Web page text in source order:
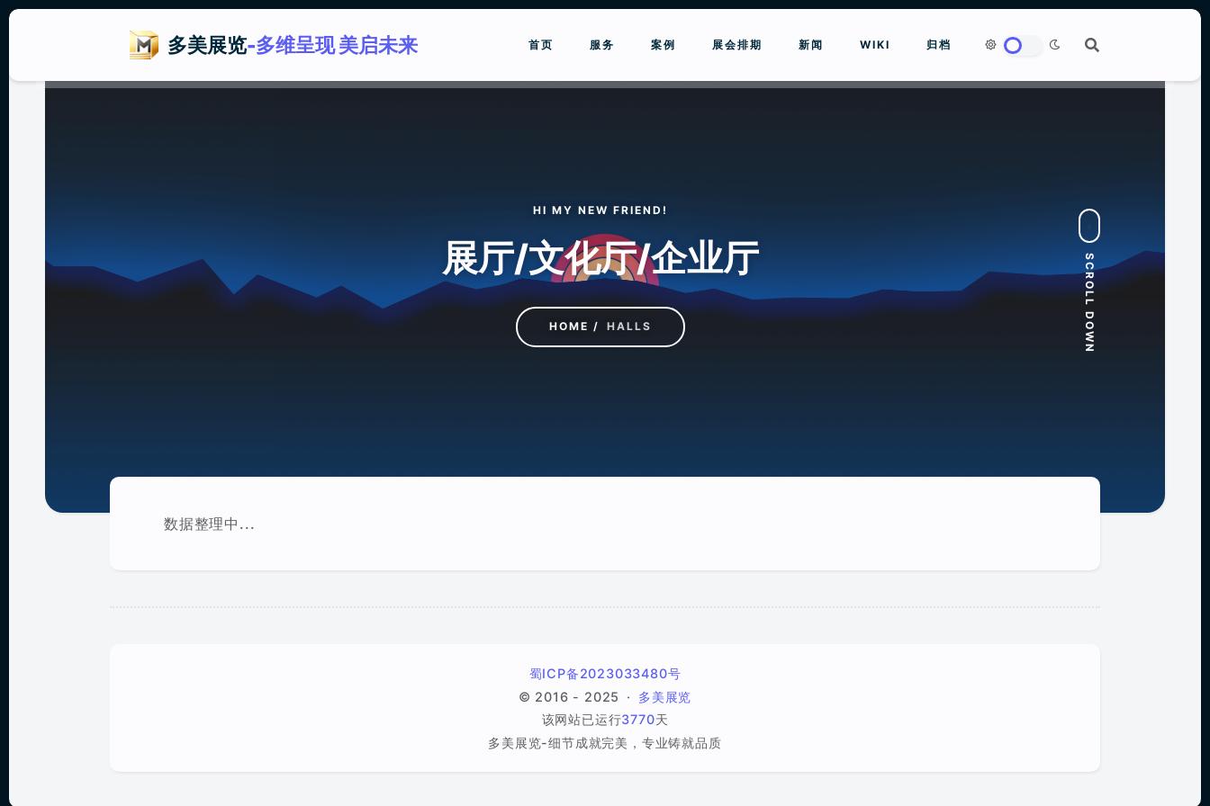
多美展览-多维呈现 美启未来 首页 服务 案例 展会排期 新闻 WIKI 归档
HI MY NEW FRIEND!
展厅/文化厅/企业厅
HOME HALLS SCROLL DOWN
数据整理中...
蜀ICP备2023033480号
© 2016 - 2025
多美展览
该网站已运行3770天
多美展览-细节成就完美，专业铸就品质